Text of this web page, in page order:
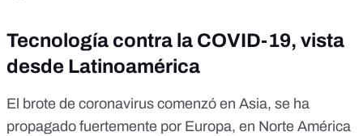
Tecnología contra la COVID-19, vista
desde Latinoamérica
El brote de coronavirus comenzó en Asia, se ha
propagado fuertemente por Europa, en Norte América